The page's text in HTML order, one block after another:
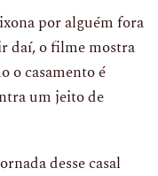
por alguém fora
daí, o filme mostra
o casamento é
um jeito de
desse casal